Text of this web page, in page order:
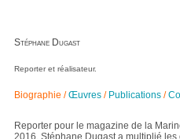
Stéphane Dugast
Reporter et réalisateur.
Biographie /Œuvres / Publications /
Reporter pour le magazine de la
2016, Stéphane Dugast a multiplié